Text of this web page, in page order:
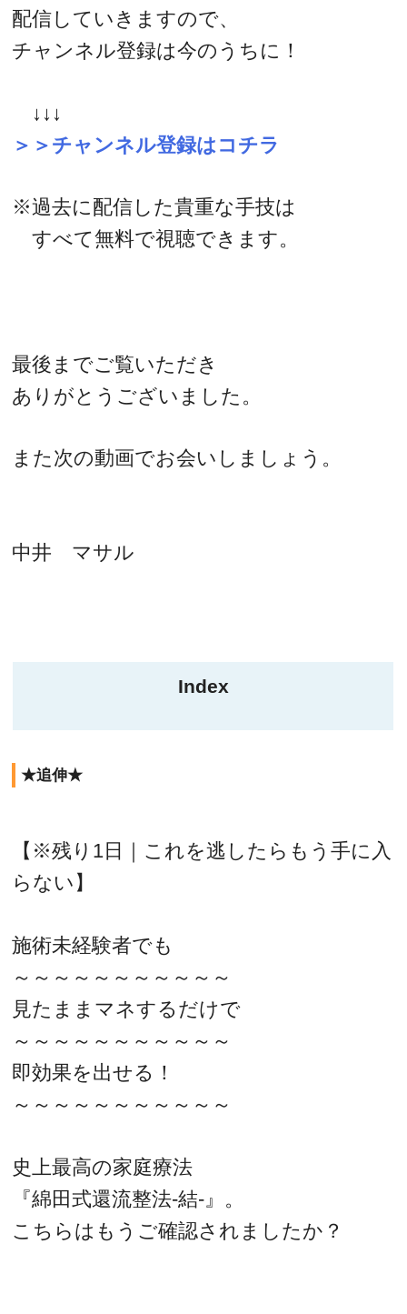
配信していきますので、
チャンネル登録は今のうちに！
↓↓↓
＞＞チャンネル登録はコチラ
※過去に配信した貴重な手技は
すべて無料で視聴できます。
最後までご覧いただき
ありがとうございました。
また次の動画でお会いしましょう。
中井 マサル
Index
★追伸★
【※残り1日｜これを逃したらもう手に入
らない】
施術未経験者でも
～～～～～～～～～～～
見たままマネするだけで
～～～～～～～～～～～
即効果を出せる！
～～～～～～～～～～～
史上最高の家庭療法
『綿田式還流整法‐結‐』。
こちらはもうご確認されましたか？